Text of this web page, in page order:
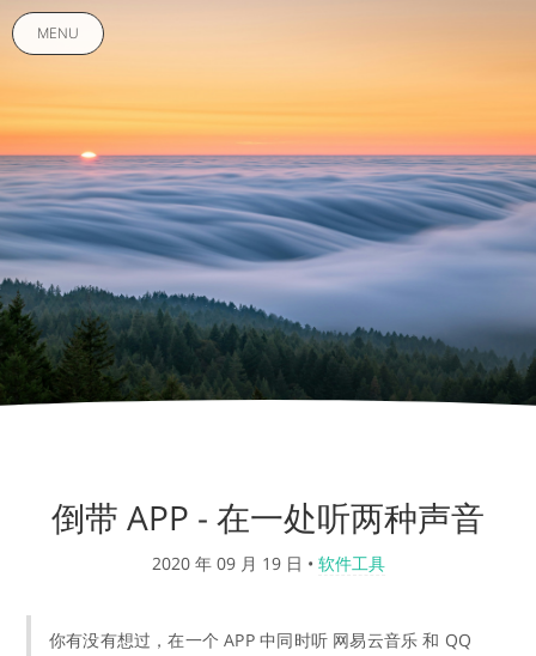
MENU
倒带 APP - 在一处听两种声音
2020 年 09 月 19 日 • 软件工具
你有没有想过，在一个 APP 中同时听 网易云音乐 和 QQ